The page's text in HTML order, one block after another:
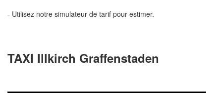
- Utilisez notre simulateur de tarif pour estimer.
TAXI Illkirch Graffenstaden